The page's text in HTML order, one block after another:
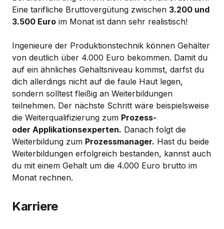
Eine tarifliche Bruttovergütung zwischen 3.200 und
3.500 Euro im Monat ist dann sehr realistisch!
Ingenieure der Produktionstechnik können Gehälter
von deutlich über 4.000 Euro bekommen. Damit du
auf ein ähnliches Gehaltsniveau kommst, darfst du
dich allerdings nicht auf die faule Haut legen,
sondern solltest fleißig an Weiterbildungen
teilnehmen. Der nächste Schritt wäre beispielsweise
die Weiterqualifizierung zum Prozess-
oder Applikationsexperten. Danach folgt die
Weiterbildung zum Prozessmanager. Hast du beide
Weiterbildungen erfolgreich bestanden, kannst auch
du mit einem Gehalt um die 4.000 Euro brutto im
Monat rechnen.
Karriere